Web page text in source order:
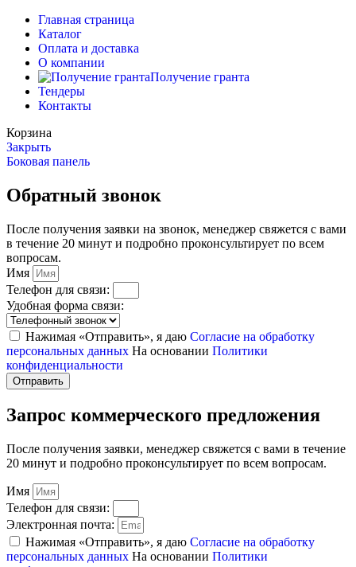
Главная страница
Каталог
Оплата и доставка
О компании
Получение гранта
Тендеры
Контакты
Корзина
Закрыть
Боковая панель
Обратный звонок
После получения заявки на звонок, менеджер свяжется с вами
в течение 20 минут и подробно проконсультирует по всем
вопросам.
Имя
Телефон для связи:
Удобная форма связи:
Нажимая «Отправить», я даю Согласие на обработку
персональных данных На основании Политики
конфиденциальности
Отправить
Запрос коммерческого предложения
После получения заявки, менеджер свяжется с вами в течение
20 минут и подробно проконсультирует по всем вопросам.
Имя
Телефон для связи:
Электронная почта:
Нажимая «Отправить», я даю Согласие на обработку
персональных данных На основании Политики